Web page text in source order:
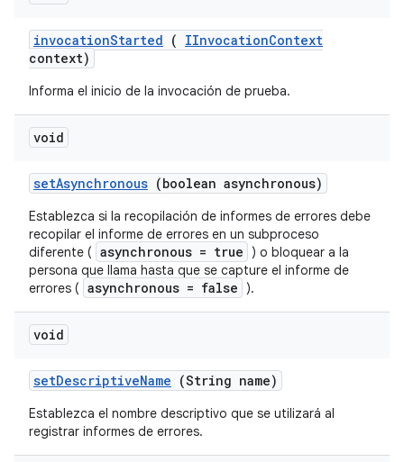
invocationStarted ( IInvocationContext
context)
Informa el inicio de la invocación de prueba.
void
setAsynchronous (boolean asynchronous)
Establezca si la recopilación de informes de errores debe
recopilar el informe de errores en un subproceso
diferente ( asynchronous = true
) o bloquear a la
persona que llama hasta que se capture el informe de
errores ( asynchronous = false ).
void
setDescriptiveName (String name)
Establezca el nombre descriptivo que se utilizará al
registrar informes de errores.